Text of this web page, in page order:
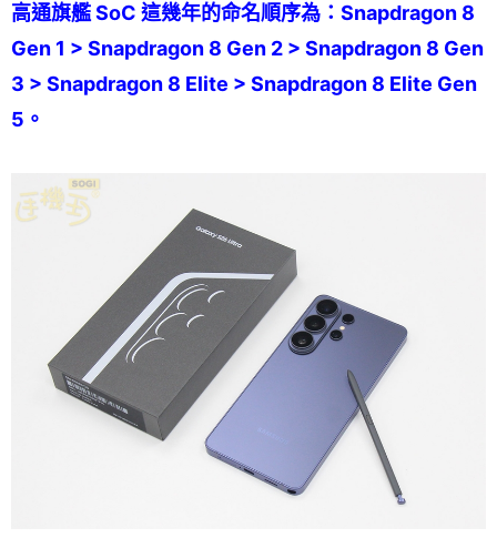
高通旗艦 SoC 這幾年的命名順序為：Snapdragon 8
Gen 1 > Snapdragon 8 Gen 2 > Snapdragon 8 Gen
3 > Snapdragon 8 Elite > Snapdragon 8 Elite Gen
5。